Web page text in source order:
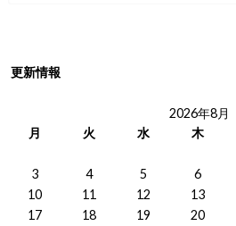
更新情報
2026年8月
月
火 水 木
3
4 5 6
10
11 12 13
17
18 19 20